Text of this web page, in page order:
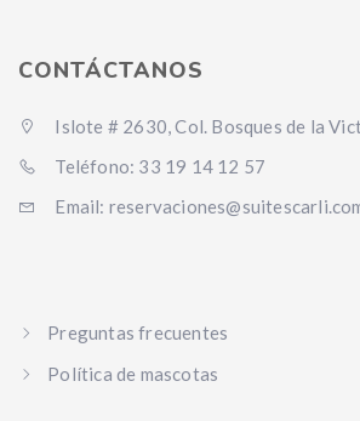
CONTÁCTANOS
Islote # 2630, Col. Bosques de la
Teléfono: 33 19 14 12 57
Email:
Preguntas frecuentes
Política de mascotas